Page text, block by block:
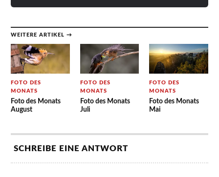
WEITERE ARTIKEL →
FOTO DES
MONATS
Foto des Monats
August
FOTO DES
MONATS
Foto des Monats
Juli
FOTO DES
MONATS
Foto des Monats
Mai
SCHREIBE EINE ANTWORT